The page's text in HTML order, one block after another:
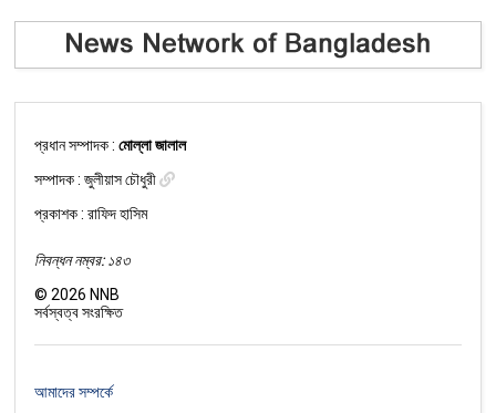
প্রধান সম্পাদক :মোল্লা জালাল
সম্পাদক :জুলীয়াস চৌধুরী
প্রকাশক : রাফিদ হাসিম
নিবন্ধন নম্বর: ১৪৩
©2026 NNB
সর্বস্বত্ব সংরক্ষিত
আমাদের সম্পর্কে